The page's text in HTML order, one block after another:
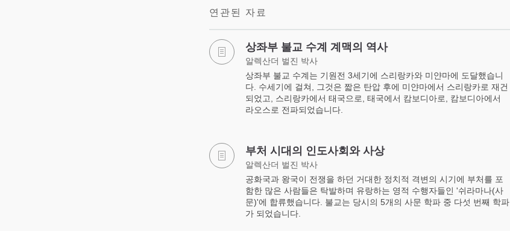
연관된 자료
상좌부 불교 수계 계맥의 역사
알렉산더 벌진 박사
상좌부 불교 수계는 기원전 3세기에 스리랑카와 미얀마에 도달했습니
다. 수세기에 걸쳐, 그것은 짧은 탄압 후에 미얀마에서 스리랑카로 재건
되었고, 스리랑카에서 태국으로, 태국에서 캄보디아로, 캄보디아에서
라오스로 전파되었습니다.
부처 시대의 인도사회와 사상
알렉산더 벌진 박사
공화국과 왕국이 전쟁을 하던 거대한 정치적 격변의 시기에 부처를 포
함한 많은 사람들은 탁발하며 유랑하는 영적 수행자들인 '쉬라마나(사
문)'에 합류했습니다. 불교는 당시의 5개의 사문 학파 중 다섯 번째 학파
가 되었습니다.